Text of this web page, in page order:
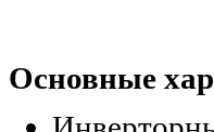
Основные